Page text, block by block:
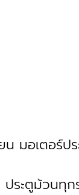
มอเตอร์ป
ระตูม้วนทุก